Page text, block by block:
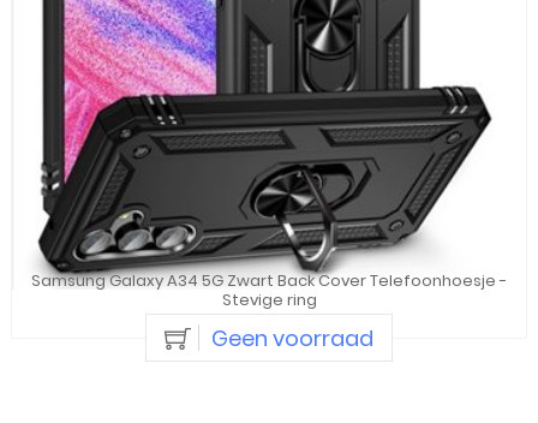
Samsung Galaxy A34 5G Zwart Back Cover Telefoonhoesje -
Stevige ring
Geen voorraad